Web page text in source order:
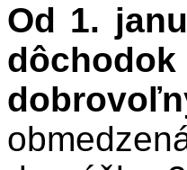
Od 1.